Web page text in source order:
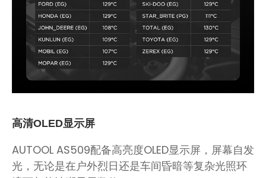
高清OLED显示屏
AUTOOL AS509配备高亮度OLED显示屏，屏幕自发
光，无论是在户外烈日还是车间昏暗等复杂光照环